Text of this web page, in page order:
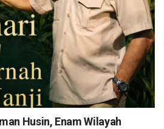
Husin, Enam Wilayah